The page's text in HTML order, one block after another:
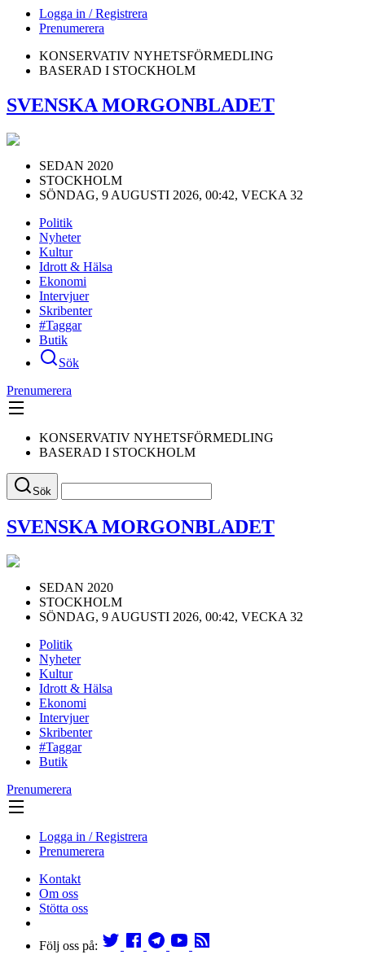
Logga in / Registrera
Prenumerera
KONSERVATIV NYHETSFÖRMEDLING
BASERAD I STOCKHOLM
SVENSKA MORGONBLADET
SEDAN 2020
STOCKHOLM
SÖNDAG, 9 AUGUSTI 2026, 00:42, VECKA 32
Politik
Nyheter
Kultur
Idrott & Hälsa
Ekonomi
Intervjuer
Skribenter
#Taggar
Butik
Sök
Prenumerera
KONSERVATIV NYHETSFÖRMEDLING
BASERAD I STOCKHOLM
Sök
SVENSKA MORGONBLADET
SEDAN 2020
STOCKHOLM
SÖNDAG, 9 AUGUSTI 2026, 00:42, VECKA 32
Politik
Nyheter
Kultur
Idrott & Hälsa
Ekonomi
Intervjuer
Skribenter
#Taggar
Butik
Prenumerera
Logga in / Registrera
Prenumerera
Kontakt
Om oss
Stötta oss
Följ oss på: